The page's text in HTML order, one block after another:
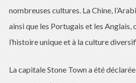
nombreuses cultures. La Chine,
ainsi que les Portugais et les
l’histoire unique et à la culture
La capitale Stone Town a été